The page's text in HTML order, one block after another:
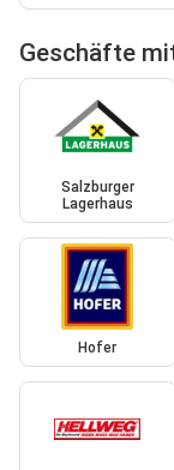
Geschäfte
Salzburger
Lagerhaus
Hofer